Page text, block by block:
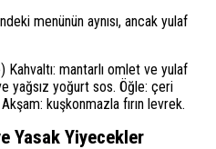
menünün aynısı, ancak yulaf
mantarlı omlet ve yulaf
yağsız yoğurt sos. Öğle: çeri
kuşkonmazla fırın levrek.
Yasak Yiyecekler